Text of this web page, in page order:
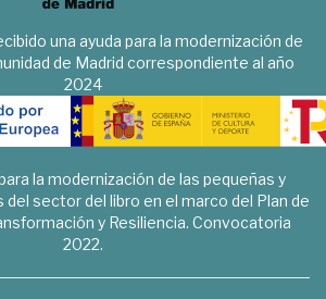
una ayuda para la modernización de
de Madrid correspondiente al año
2024
la modernización de las pequeñas y
sector del libro en el marco del Plan de
y Resiliencia. Convocatoria
2022.